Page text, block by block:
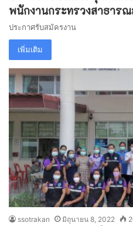
พนักงานกระทรวงสาธาร
ประกาศรับสมัครงาน
เพิ่มเติม
ssotrakan มิถุนายน 8, 2022